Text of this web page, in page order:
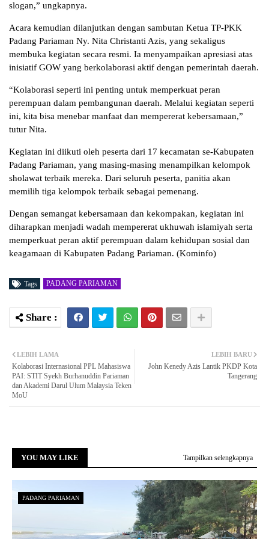
slogan,” ungkapnya.
Acara kemudian dilanjutkan dengan sambutan Ketua TP-PKK
Padang Pariaman Ny. Nita Christanti Azis, yang sekaligus
membuka kegiatan secara resmi. Ia menyampaikan apresiasi atas
inisiatif GOW yang berkolaborasi aktif dengan pemerintah daerah.
“Kolaborasi seperti ini penting untuk memperkuat peran
perempuan dalam pembangunan daerah. Melalui kegiatan seperti
ini, kita bisa menebar manfaat dan mempererat kebersamaan,”
tutur Nita.
Kegiatan ini diikuti oleh peserta dari 17 kecamatan se-Kabupaten
Padang Pariaman, yang masing-masing menampilkan kelompok
sholawat terbaik mereka. Dari seluruh peserta, panitia akan
memilih tiga kelompok terbaik sebagai pemenang.
Dengan semangat kebersamaan dan kekompakan, kegiatan ini
diharapkan menjadi wadah mempererat ukhuwah islamiyah serta
memperkuat peran aktif perempuan dalam kehidupan sosial dan
keagamaan di Kabupaten Padang Pariaman. (Kominfo)
Tags PADANG PARIAMAN
LEBIH BARU
John Kenedy Azis Lantik PKDP Kota
Tangerang
LEBIH LAMA
Kolaborasi Internasional PPL Mahasiswa
PAI: STIT Syekh Burhanuddin Pariaman
dan Akademi Darul Ulum Malaysia Teken
MoU
YOU MAY LIKE Tampilkan selengkapnya
PADANG PARIAMAN